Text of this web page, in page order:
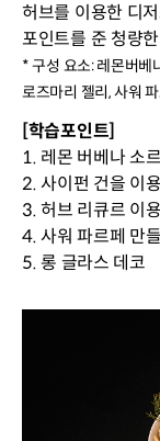
허브를 이용한 디
포인트를 준 청량
* 구성 요소: 레몬버베
로즈마리 젤리, 사워 파
[학습포인트]
1. 레몬 버베나 소
2. 사이펀 건을 이
3. 허브 리큐르 이
4. 사워 파르페 만들
5. 롱 글라스 데코